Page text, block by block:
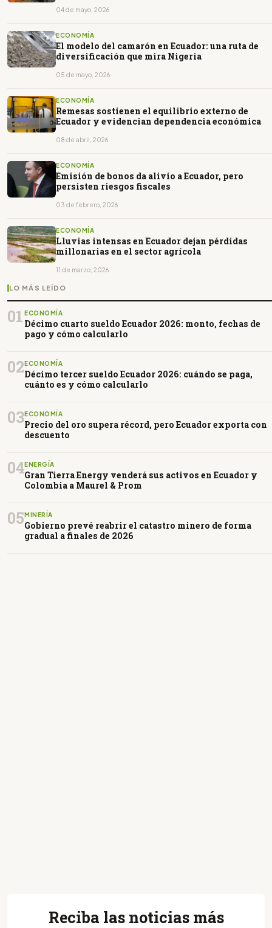
04 de mayo, 2026
ECONOMÍA
El modelo del camarón en Ecuador: una ruta de
diversificación que mira Nigeria
05 de mayo, 2026
ECONOMÍA
Remesas sostienen el equilibrio externo de
Ecuador y evidencian dependencia económica
08 de abril, 2026
ECONOMÍA
Emisión de bonos da alivio a Ecuador, pero
persisten riesgos fiscales
03 de febrero, 2026
ECONOMÍA
Lluvias intensas en Ecuador dejan pérdidas
millonarias en el sector agrícola
11 de marzo, 2026
LO MÁS LEÍDO
01 ECONOMÍA
Décimo cuarto sueldo Ecuador 2026: monto, fechas de
pago y cómo calcularlo
02ECONOMÍA
Décimo tercer sueldo Ecuador 2026: cuándo se paga,
cuánto es y cómo calcularlo
03ECONOMÍA
Precio del oro supera récord, pero Ecuador exporta con
descuento
04ENERGÍA
Gran Tierra Energy venderá sus activos en Ecuador y
Colombia a Maurel & Prom
05MINERÍA
Gobierno prevé reabrir el catastro minero de forma
gradual a finales de 2026
Reciba las noticias más